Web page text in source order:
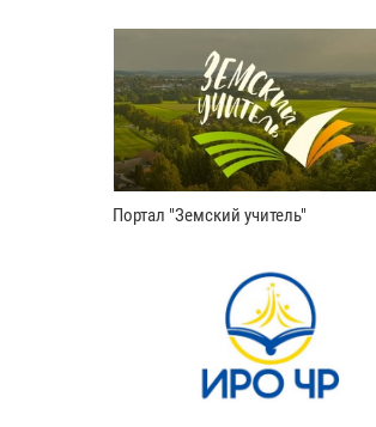
Портал "Земский учитель"